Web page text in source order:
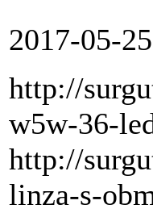
2017-05-
http://
w5w-36-
http://
linza-s-